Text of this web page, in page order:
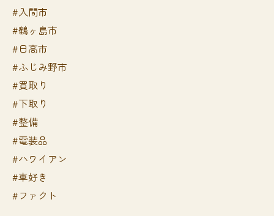
#入間市
#鶴ヶ島市
#日高市
#ふじみ野市
#買取り
#下取り
#整備
#電装品
#ハワイアン
#車好き
#ファクト